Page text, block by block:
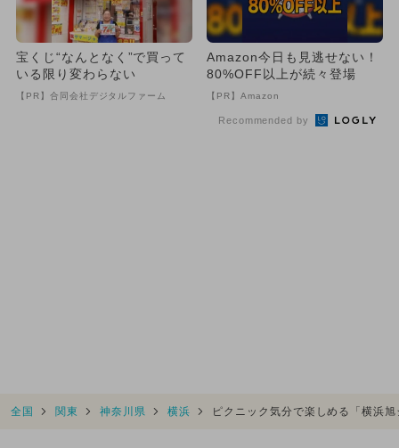
宝くじ“なんとなく”で買って
いる限り変わらない
【PR】合同会社デジタルファーム
Amazon今日も見逃せない！
80%OFF以上が続々登場
【PR】Amazon
Recommended by
全国 関東 神奈川県 横浜 ピクニック気分で楽しめる「横浜